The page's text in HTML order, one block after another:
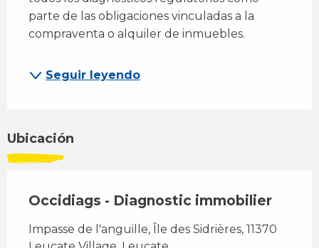
parte de las obligaciones vinculadas a la
compraventa o alquiler de inmuebles.
Seguir leyendo
Ubicación
Occidiags - Diagnostic immobilier
Impasse de l'anguille, Île des Sidrières, 11370